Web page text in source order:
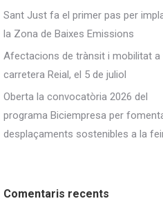
Sant Just fa el primer pas per
la Zona de Baixes Emissions
Afectacions de trànsit i mobilitat a
carretera Reial, el 5 de juliol
Oberta la convocatòria 2026 del
programa Biciempresa per
desplaçaments sostenibles a la
Comentaris recents